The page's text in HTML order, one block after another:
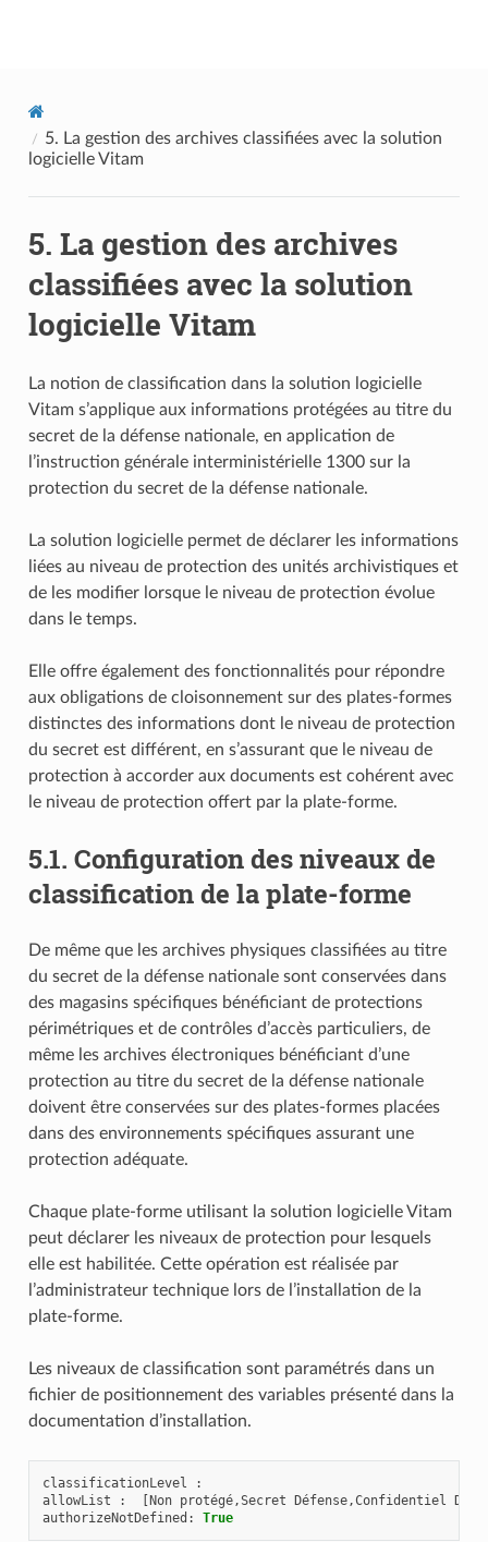
5. La gestion des archives classifiées avec la solution
logicielle Vitam
5. La gestion des archives
classifiées avec la solution
logicielle Vitam
La notion de classification dans la solution logicielle
Vitam s’applique aux informations protégées au titre du
secret de la défense nationale, en application de
l’instruction générale interministérielle 1300 sur la
protection du secret de la défense nationale.
La solution logicielle permet de déclarer les informations
liées au niveau de protection des unités archivistiques et
de les modifier lorsque le niveau de protection évolue
dans le temps.
Elle offre également des fonctionnalités pour répondre
aux obligations de cloisonnement sur des plates-formes
distinctes des informations dont le niveau de protection
du secret est différent, en s’assurant que le niveau de
protection à accorder aux documents est cohérent avec
le niveau de protection offert par la plate-forme.
5.1. Configuration des niveaux de
classification de la plate-forme
De même que les archives physiques classifiées au titre
du secret de la défense nationale sont conservées dans
des magasins spécifiques bénéficiant de protections
périmétriques et de contrôles d’accès particuliers, de
même les archives électroniques bénéficiant d’une
protection au titre du secret de la défense nationale
doivent être conservées sur des plates-formes placées
dans des environnements spécifiques assurant une
protection adéquate.
Chaque plate-forme utilisant la solution logicielle Vitam
peut déclarer les niveaux de protection pour lesquels
elle est habilitée. Cette opération est réalisée par
l’administrateur technique lors de l’installation de la
plate-forme.
Les niveaux de classification sont paramétrés dans un
fichier de positionnement des variables présenté dans la
documentation d’installation.
classificationLevel
:
allowList
: [Non protégé,Secret Défense,Confidentiel
authorizeNotDefined : True